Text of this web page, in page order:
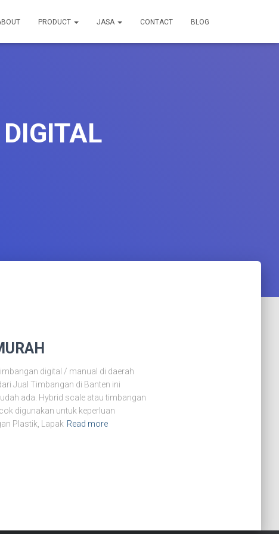
PRODUCT JASA CONTACT BLOG
digital / manual di daerah
Jual Timbangan di Banten ini
ada. Hybrid scale atau timbangan
digunakan untuk keperluan
Plastik, Lapak Read more